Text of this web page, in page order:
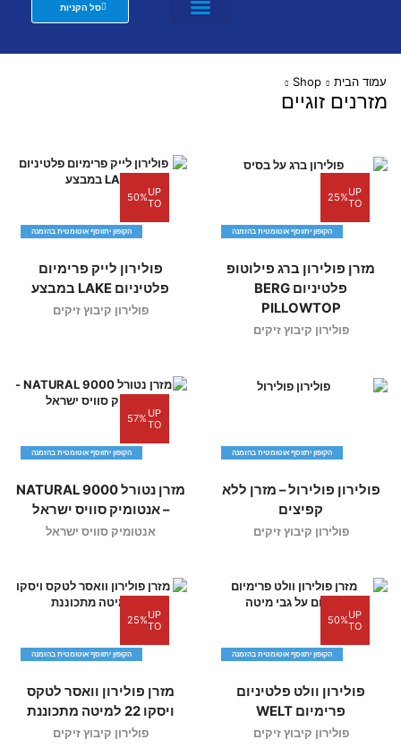
סל הקניות
עמוד הבית Shop
מזרנים זוגיים
UP
TO
25%
הקופון יתווסף אוטומטית בהזמנה
מזרן פולירון ברג פילוטופ
פלטיניום BERG
PILLOWTOP
פולירון קיבוץ זיקים
UP
TO
50%
הקופון יתווסף אוטומטית בהזמנה
פולירון לייק פרימיום
פלטיניום LAKE במבצע
פולירון קיבוץ זיקים
הקופון יתווסף אוטומטית בהזמנה
פולירון פולירול – מזרן ללא
קפיצים
פולירון קיבוץ זיקים
UP
TO
57%
הקופון יתווסף אוטומטית בהזמנה
מזרן נטורל 9000 NATURAL
– אנטומיק סוויס ישראל
אנטומיק סוויס ישראל
UP
TO
50%
הקופון יתווסף אוטומטית בהזמנה
פולירון וולט פלטיניום
פרימיום WELT
פולירון קיבוץ זיקים
UP
TO
25%
הקופון יתווסף אוטומטית בהזמנה
מזרן פולירון וואסר לטקס
ויסקו 22 למיטה מתכוננת
פולירון קיבוץ זיקים